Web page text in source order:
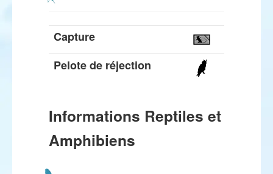
Capture
Pelote de réjection
Informations Reptiles et
Amphibiens